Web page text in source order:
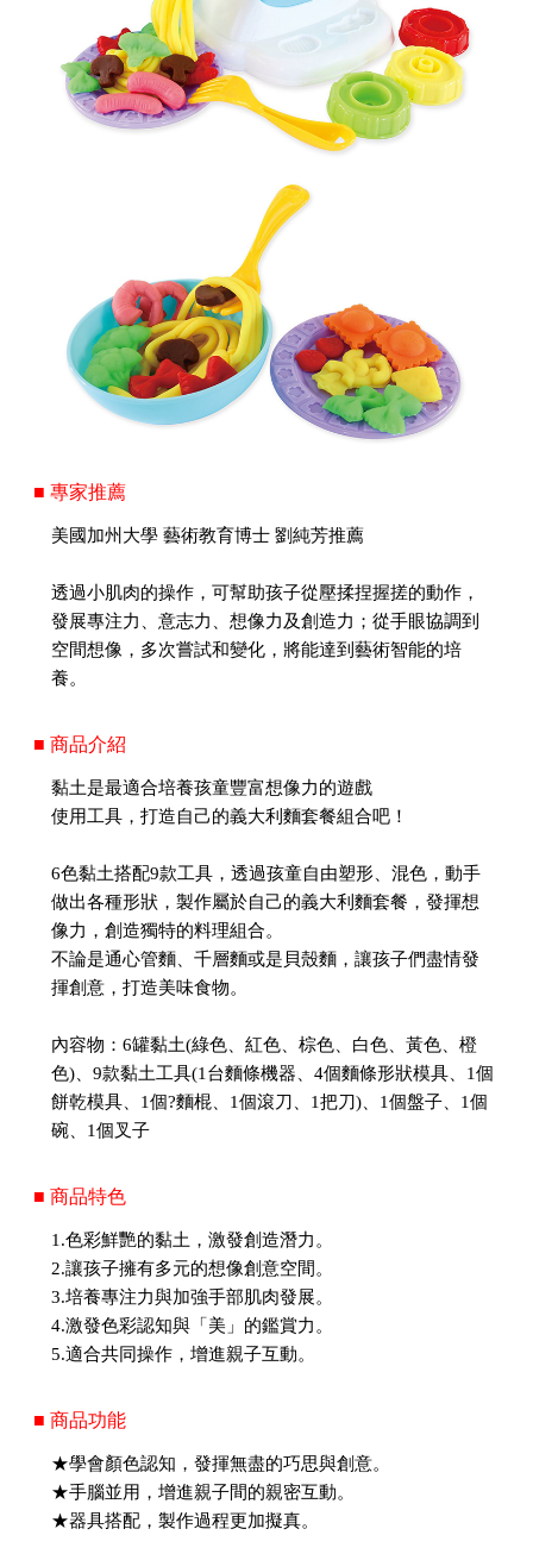
■ 專家推薦
美國加州大學 藝術教育博士 劉純芳推薦
透過小肌肉的操作，可幫助孩子從壓揉捏握搓的動作，
發展專注力、意志力、想像力及創造力；從手眼協調到
空間想像，多次嘗試和變化，將能達到藝術智能的培
養。
■ 商品介紹
黏土是最適合培養孩童豐富想像力的遊戲
使用工具，打造自己的義大利麵套餐組合吧！
6色黏土搭配9款工具，透過孩童自由塑形、混色，動手
做出各種形狀，製作屬於自己的義大利麵套餐，發揮想
像力，創造獨特的料理組合。
不論是通心管麵、千層麵或是貝殼麵，讓孩子們盡情發
揮創意，打造美味食物。
內容物：6罐黏土(綠色、紅色、棕色、白色、黃色、橙
色)、9款黏土工具(1台麵條機器、4個麵條形狀模具、1個
餅乾模具、1個?麵棍、1個滾刀、1把刀)、1個盤子、1個
碗、1個叉子
■ 商品特色
1.色彩鮮艷的黏土，激發創造潛力。
2.讓孩子擁有多元的想像創意空間。
3.培養專注力與加強手部肌肉發展。
4.激發色彩認知與「美」的鑑賞力。
5.適合共同操作，增進親子互動。
■ 商品功能
★學會顏色認知，發揮無盡的巧思與創意。
★手腦並用，增進親子間的親密互動。
★器具搭配，製作過程更加擬真。